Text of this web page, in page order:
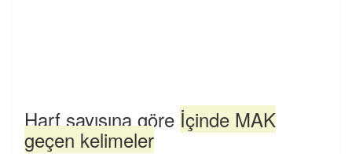
Harf sayısına göre İçinde MAK
geçen kelimeler